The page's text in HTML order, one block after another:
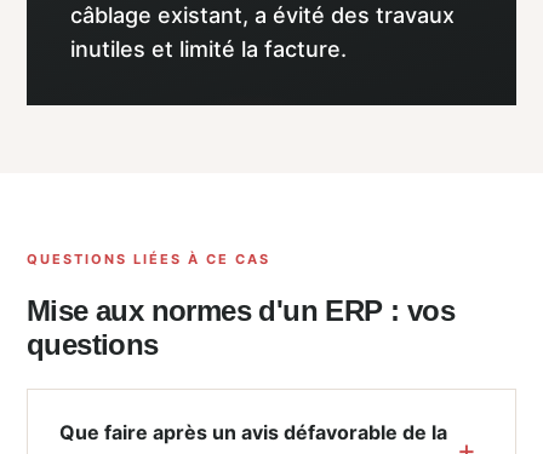
câblage existant, a évité des travaux
inutiles et limité la facture.
QUESTIONS LIÉES À CE CAS
Mise aux normes d'un ERP : vos
questions
Que faire après un avis défavorable de la